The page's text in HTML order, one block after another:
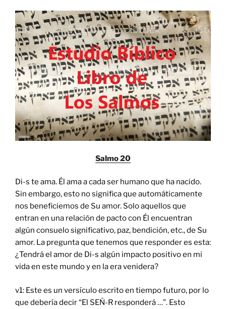
Salmo 20
Di-s te ama. Él ama a cada ser humano que ha nacido.
Sin embargo, esto no significa que automáticamente
nos beneficiemos de Su amor. Solo aquellos que
entran en una relación de pacto con Él encuentran
algún consuelo significativo, paz, bendición, etc., de Su
amor. La pregunta que tenemos que responder es esta:
¿Tendrá el amor de Di-s algún impacto positivo en mi
vida en este mundo y en la era venidera?
v1: Este es un versículo escrito en tiempo futuro, por lo
que debería decir “El SEÑ-R responderá …”. Esto